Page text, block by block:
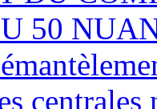
50
centrales